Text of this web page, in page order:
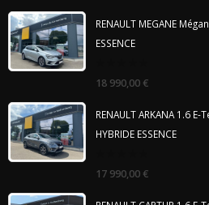
RENAULT MEGANE
ESSENCE
out
18 990,00 €
RENAULT ARKANA 1.6
HYBRIDE ESSENCE
out
17 990,00 €